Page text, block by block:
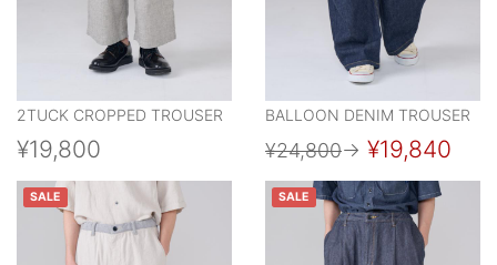
2TUCK CROPPED TROUSER
¥19,800
BALLOON DENIM TROUSER
¥24,800→ ¥19,840
SALE SALE